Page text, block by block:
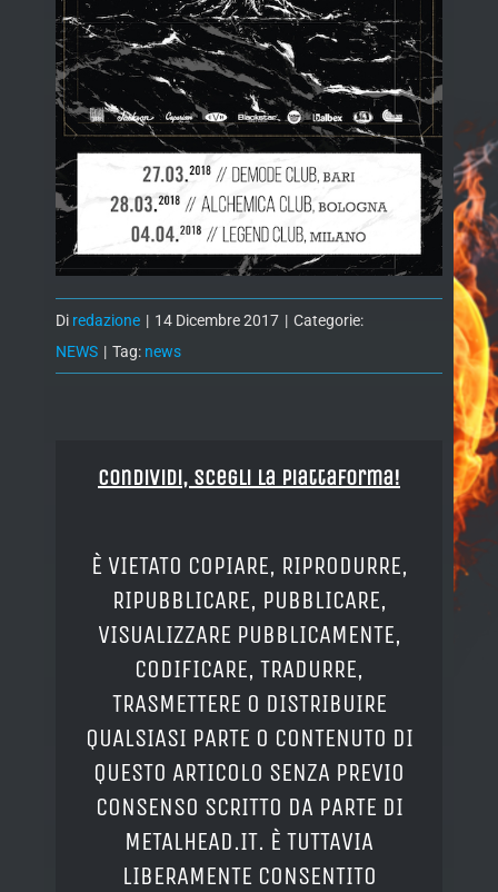
Di redazione | 14 Dicembre 2017 | Categorie:
NEWS | Tag: news
Condividi, Scegli la piattaforma!
È VIETATO COPIARE, RIPRODURRE,
RIPUBBLICARE, PUBBLICARE,
VISUALIZZARE PUBBLICAMENTE,
CODIFICARE, TRADURRE,
TRASMETTERE O DISTRIBUIRE
QUALSIASI PARTE O CONTENUTO DI
QUESTO ARTICOLO SENZA PREVIO
CONSENSO SCRITTO DA PARTE DI
METALHEAD.IT. È TUTTAVIA
LIBERAMENTE CONSENTITO